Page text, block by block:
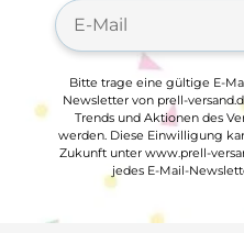
Bitte trage eine gültige E-
Newsletter von prell-
Trends und Aktionen des
werden. Diese Einwilligung
Zukunft unter www.prell-
jedes E-Mail-